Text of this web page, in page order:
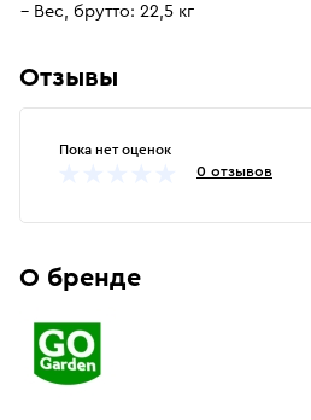
Вес, брутто: 22,5 кг
Отзывы
Пока нет оценок
0 отзывов
О бренде